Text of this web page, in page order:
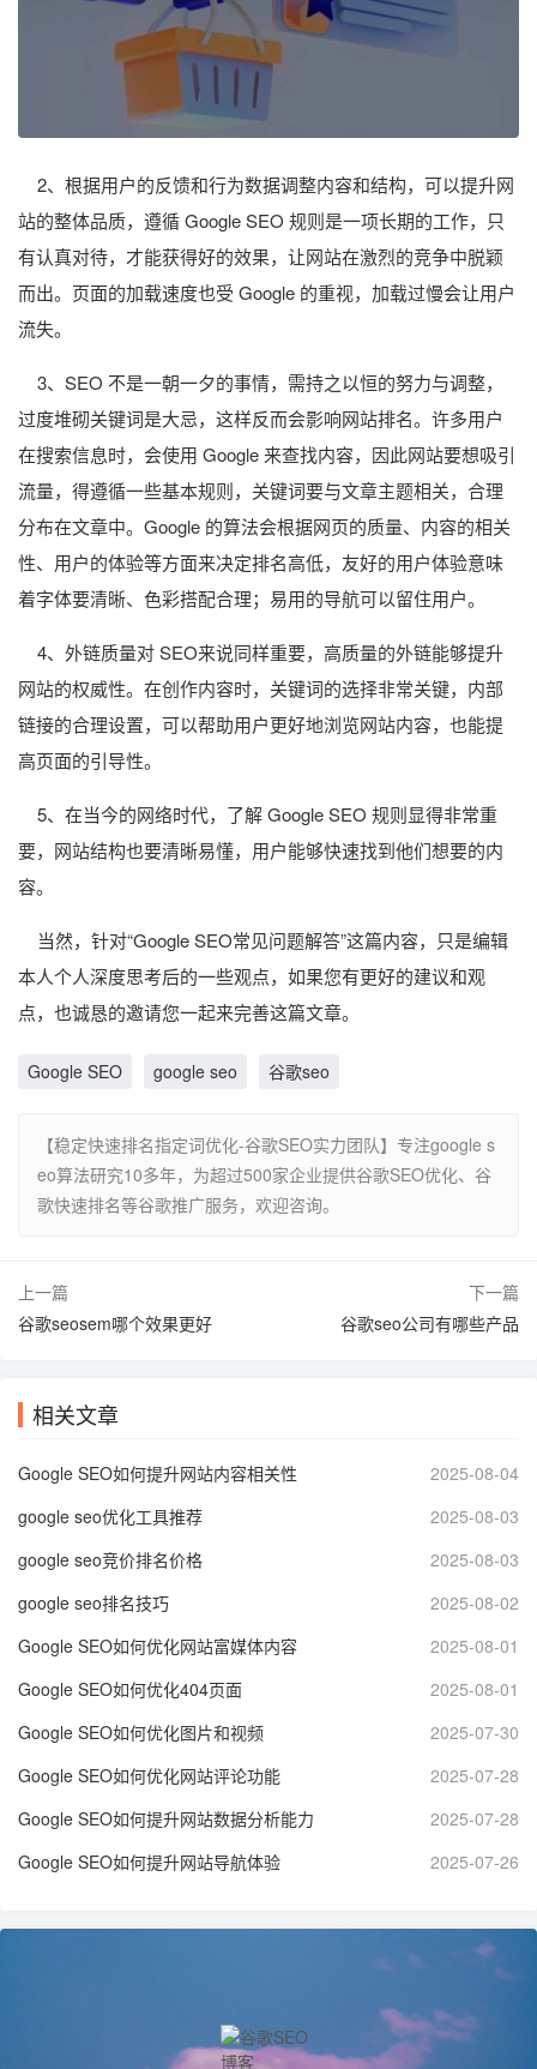
2、根据用户的反馈和行为数据调整内容和结构，可以提升网
站的整体品质，遵循 Google SEO 规则是一项长期的工作，只
有认真对待，才能获得好的效果，让网站在激烈的竞争中脱颖
而出。页面的加载速度也受 Google 的重视，加载过慢会让用户
流失。
3、SEO 不是一朝一夕的事情，需持之以恒的努力与调整，
过度堆砌关键词是大忌，这样反而会影响网站排名。许多用户
在搜索信息时，会使用 Google 来查找内容，因此网站要想吸引
流量，得遵循一些基本规则，关键词要与文章主题相关，合理
分布在文章中。Google 的算法会根据网页的质量、内容的相关
性、用户的体验等方面来决定排名高低，友好的用户体验意味
着字体要清晰、色彩搭配合理；易用的导航可以留住用户。
4、外链质量对 SEO来说同样重要，高质量的外链能够提升
网站的权威性。在创作内容时，关键词的选择非常关键，内部
链接的合理设置，可以帮助用户更好地浏览网站内容，也能提
高页面的引导性。
5、在当今的网络时代，了解 Google SEO 规则显得非常重
要，网站结构也要清晰易懂，用户能够快速找到他们想要的内
容。
当然，针对“Google SEO常见问题解答”这篇内容，只是编辑
本人个人深度思考后的一些观点，如果您有更好的建议和观
点，也诚恳的邀请您一起来完善这篇文章。
Google SEO google seo 谷歌seo
【稳定快速排名指定词优化-谷歌SEO实力团队】专注google s
eo算法研究10多年，为超过500家企业提供谷歌SEO优化、谷
歌快速排名等谷歌推广服务，欢迎咨询。
上一篇
谷歌seosem哪个效果更好
下一篇
谷歌seo公司有哪些产品
相关文章
Google SEO如何提升网站内容相关性
2025-08-04
google seo优化工具推荐
2025-08-03
google seo竞价排名价格
2025-08-03
google seo排名技巧
2025-08-02
Google SEO如何优化网站富媒体内容
2025-08-01
Google SEO如何优化404页面
2025-08-01
Google SEO如何优化图片和视频
2025-07-30
Google SEO如何优化网站评论功能
2025-07-28
Google SEO如何提升网站数据分析能力
2025-07-28
Google SEO如何提升网站导航体验
2025-07-26